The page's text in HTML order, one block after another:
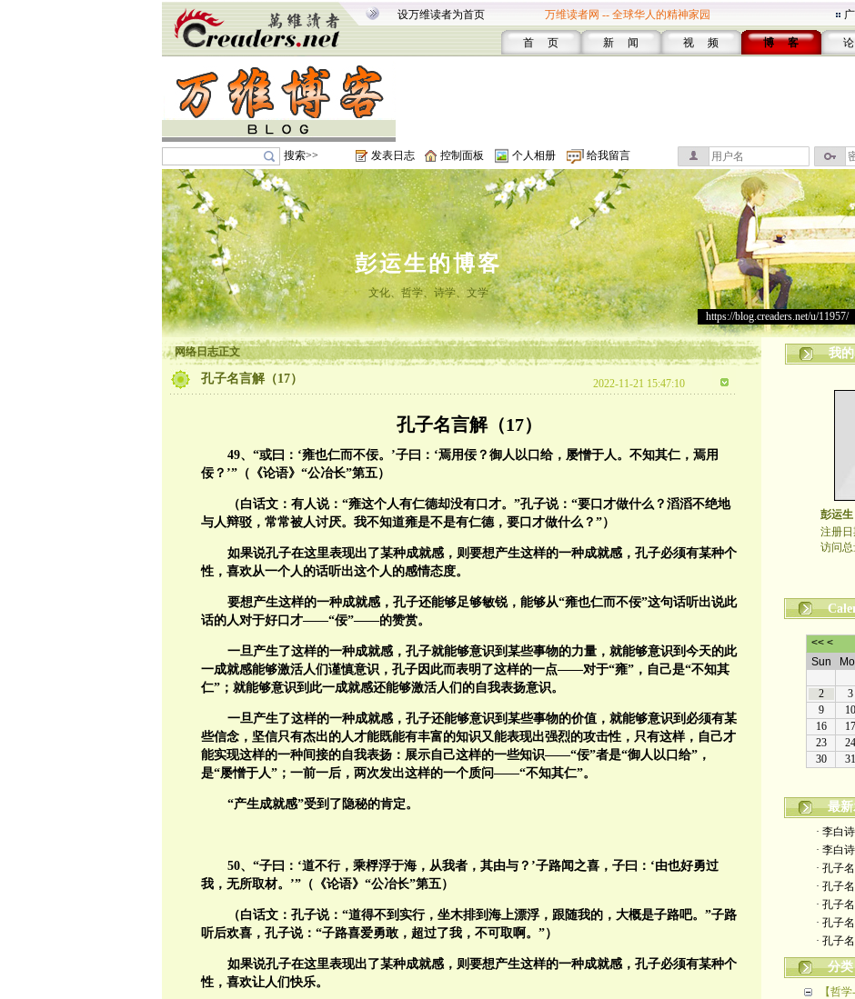
设万维读者为首页 万维读者网 -- 全球华人的精神家园
首 页 新 闻 视 频 博 客
搜索>> 发表日志 控制面板 个人相册 给我留言
彭运生的博客
文化、哲学、诗学、文学
https://blog.creaders.net/u/11957/>
网络日志正文
孔子名言解（17） 2022-11-21 15:47:10
孔子名言解（17）
49、“或曰：‘雍也仁而不佞。’子曰：‘焉用佞？御人以口给，屡憎于人。不知其仁，焉用
佞？’”（《论语》“公冶长”第五）
（白话文：有人说：“雍这个人有仁德却没有口才。”孔子说：“要口才做什么？滔滔不绝地
与人辩驳，常常被人讨厌。我不知道雍是不是有仁德，要口才做什么？”）
如果说孔子在这里表现出了某种成就感，则要想产生这样的一种成就感，孔子必须有某种个
性，喜欢从一个人的话听出这个人的感情态度。
要想产生这样的一种成就感，孔子还能够足够敏锐，能够从“雍也仁而不佞”这句话听出说此
话的人对于好口才——“佞”——的赞赏。
一旦产生了这样的一种成就感，孔子就能够意识到某些事物的力量，就能够意识到今天的此
一成就感能够激活人们谨慎意识，孔子因此而表明了这样的一点——对于“雍”，自己是“不知其
仁”；就能够意识到此一成就感还能够激活人们的自我表扬意识。
一旦产生了这样的一种成就感，孔子还能够意识到某些事物的价值，就能够意识到必须有某
些信念，坚信只有杰出的人才能既能有丰富的知识又能表现出强烈的攻击性，只有这样，自己才
能实现这样的一种间接的自我表扬：展示自己这样的一些知识——“佞”者是“御人以口给”，
是“屡憎于人”；一前一后，两次发出这样的一个质问——“不知其仁”。
“产生成就感”受到了隐秘的肯定。
50、“子曰：‘道不行，乘桴浮于海，从我者，其由与？’子路闻之喜，子曰：‘由也好勇过
我，无所取材。’”（《论语》“公冶长”第五）
（白话文：孔子说：“道得不到实行，坐木排到海上漂浮，跟随我的，大概是子路吧。”子路
听后欢喜，孔子说：“子路喜爱勇敢，超过了我，不可取啊。”）
如果说孔子在这里表现出了某种成就感，则要想产生这样的一种成就感，孔子必须有某种个
性，喜欢让人们快乐。
我
彭运生
注册日
访问总
最
· 李白
· 李白
· 孔子
· 孔子
· 孔子
· 孔子
· 孔子
分
【哲学